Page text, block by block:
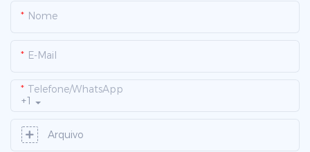
Nome
E-Mail
+1
Telefone/WhatsApp
Arquivo